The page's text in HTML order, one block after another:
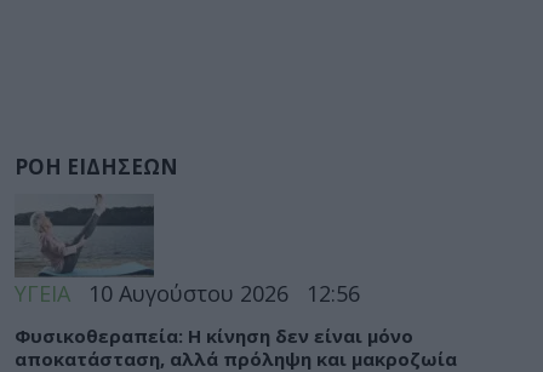
ΡΟΗ ΕΙΔΗΣΕΩΝ
ΥΓΕΙΑ 10 Αυγούστου 2026 12:56
Φυσικοθεραπεία: Η κίνηση δεν είναι μόνο
αποκατάσταση, αλλά πρόληψη και μακροζωία